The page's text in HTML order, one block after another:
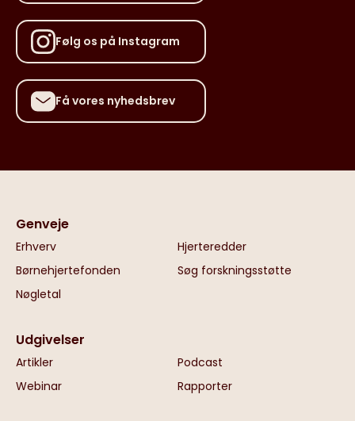
Følg os på Instagram
Få vores nyhedsbrev
Genveje
Erhverv
Hjerteredder
Børnehjertefonden
Søg forskningsstøtte
Nøgletal
Udgivelser
Artikler
Podcast
Webinar
Rapporter